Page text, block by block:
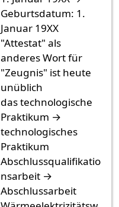
Geburtsdatum: 1.
Januar 19XX
"Attestat" als
anderes Wort für
"Zeugnis" ist heute
unüblich
das technologische
Praktikum →
technologisches
Praktikum
Abschlussqualifikatio
nsarbeit →
Abschlussarbeit